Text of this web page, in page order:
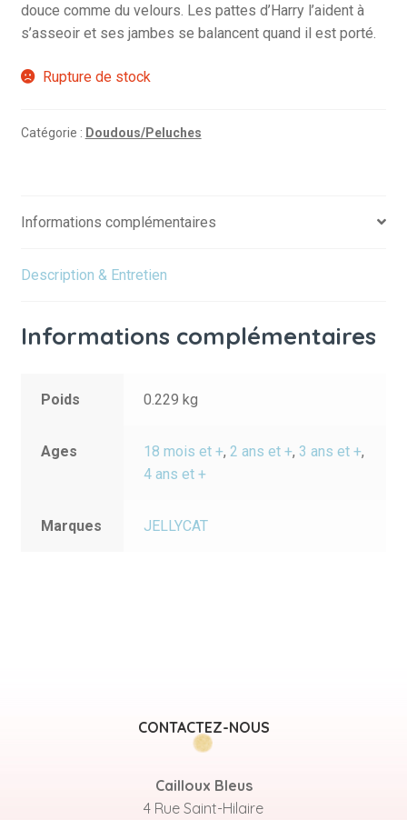
douce comme du velours. Les pattes d’Harry l’aident à
s’asseoir et ses jambes se balancent quand il est porté.
Rupture de stock
Catégorie : Doudous/Peluches
Informations complémentaires
Description & Entretien
Informations complémentaires
Poids 0.229 kg
Ages 18 mois et +,2 ans et +,3 ans et +,
4 ans et +
Marques JELLYCAT
CONTACTEZ-NOUS
Cailloux Bleus
4 Rue Saint-Hilaire